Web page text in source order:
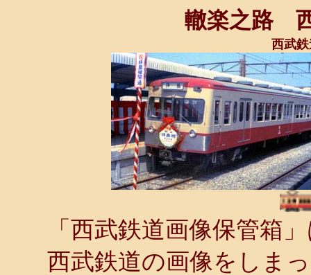
轍楽之路
西武
「西武鉄道画像保管箱
西武鉄道の画像をしま